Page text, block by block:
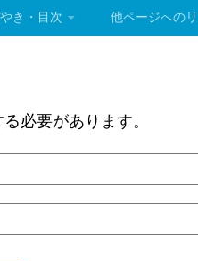
き・目次 他ページへの
必要があります。